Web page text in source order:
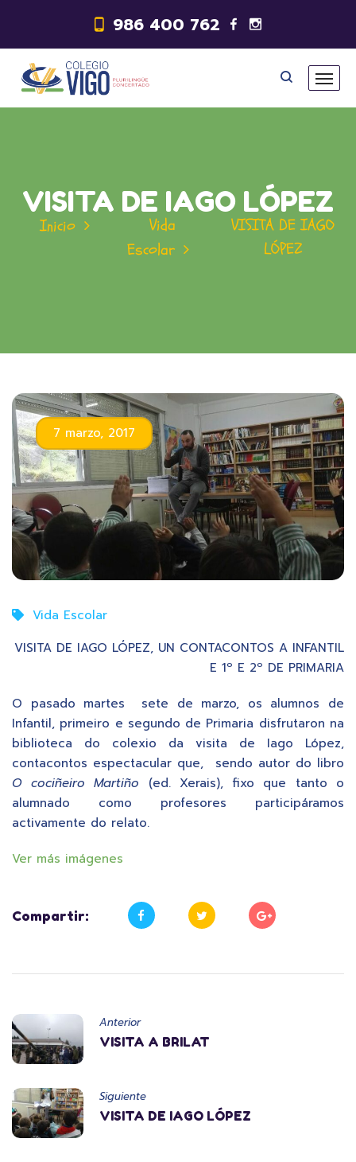
986 400 762
VISITA DE IAGO LÓPEZ
Inicio
Vida
Escolar
VISITA DE IAGO
LÓPEZ
7 marzo, 2017
Vida Escolar
VISITA DE IAGO LÓPEZ, UN CONTACONTOS A INFANTIL
E 1º E 2º DE PRIMARIA
O pasado martes sete de marzo, os alumnos de
Infantil, primeiro e segundo de Primaria disfrutaron na
biblioteca do colexio da visita de Iago López,
contacontos espectacular que, sendo autor do libro
O cociñeiro Martiño (ed. Xerais), fixo que tanto o
alumnado como profesores participáramos
activamente do relato.
Ver más imágenes
Compartir:
Anterior
VISITA A BRILAT
Siguiente
VISITA DE IAGO LÓPEZ